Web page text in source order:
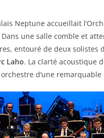
Neptune accueillait
une salle comble et
entouré de deux solistes
Laho. La clarté acoustique
d’une remarquable